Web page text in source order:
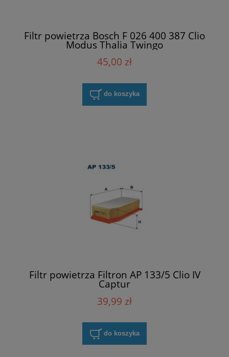
Filtr powietrza Bosch F 026 400 387 Clio
Modus Thalia Twingo
45,00 zł
do koszyka
Filtr powietrza Filtron AP 133/5 Clio IV
Captur
39,99 zł
do koszyka